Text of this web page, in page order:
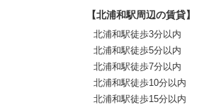
【北浦和駅周辺の賃貸】
北浦和駅徒歩3分以内
北浦和駅徒歩5分以内
北浦和駅徒歩7分以内
北浦和駅徒歩10分以内
北浦和駅徒歩15分以内